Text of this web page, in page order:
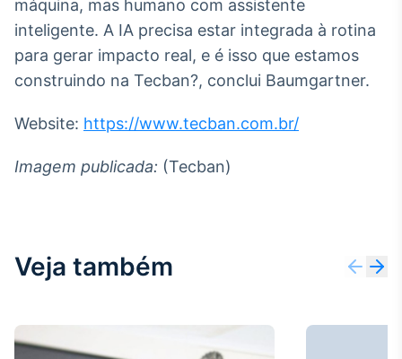
máquina, mas humano com assistente
inteligente. A IA precisa estar integrada à rotina
para gerar impacto real, e é isso que estamos
construindo na Tecban?, conclui Baumgartner.
Website: https://www.tecban.com.br/
Imagem publicada: (Tecban)
Veja também